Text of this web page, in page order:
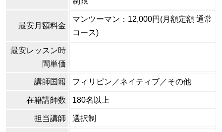
最安月額料金
マンツーマン：12,000円(月額定額 通常
コース)
最安レッスン時
間単価
講師国籍 フィリピン／ネイティブ／その他
在籍講師数 180名以上
担当講師 選択制